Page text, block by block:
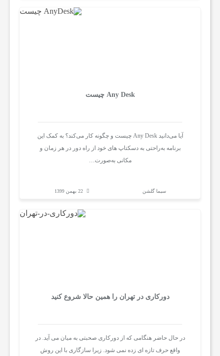
Any Desk چیست
آیا می‌دانید Any Desk چیست و چگونه کار می‌کند؟ به کمک این
برنامه به‌راحتی به دسکتاپ های خود از راه دور در هر زمان و
مکانی به‌صورت…
سیما گلشن 22 بهمن 1399
دورکاری در تهران را همین حالا شروع کنید
در حال حاضر هنگامی که از دورکاری صحبتی به میان می آيد. در
واقع حرف تازه ای زده نمی شود. زیرا سازگاری با این روش